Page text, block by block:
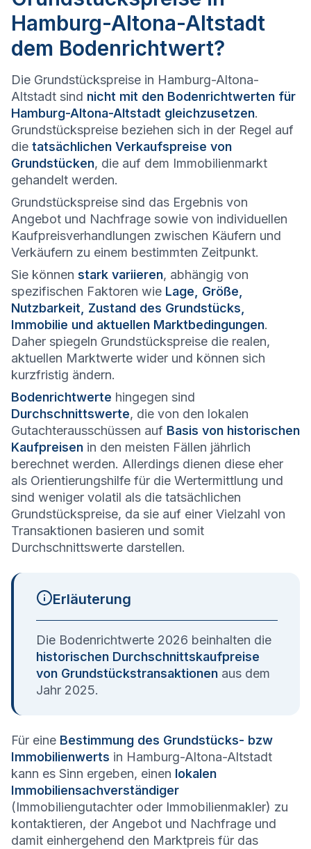
Hamburg-Altona-Altstadt
dem Bodenrichtwert?
Die Grundstückspreise in Hamburg-Altona-
Altstadt sind nicht mit den Bodenrichtwerten für
Hamburg-Altona-Altstadt gleichzusetzen.
Grundstückspreise beziehen sich in der Regel auf
die tatsächlichen Verkaufspreise von
Grundstücken, die auf dem Immobilienmarkt
gehandelt werden.
Grundstückspreise sind das Ergebnis von
Angebot und Nachfrage sowie von individuellen
Kaufpreisverhandlungen zwischen Käufern und
Verkäufern zu einem bestimmten Zeitpunkt.
Sie können stark variieren, abhängig von
spezifischen Faktoren wie Lage, Größe,
Nutzbarkeit, Zustand des Grundstücks,
Immobilie und aktuellen Marktbedingungen.
Daher spiegeln Grundstückspreise die realen,
aktuellen Marktwerte wider und können sich
kurzfristig ändern.
Bodenrichtwerte hingegen sind
Durchschnittswerte, die von den lokalen
Gutachterausschüssen auf Basis von historischen
Kaufpreisen in den meisten Fällen jährlich
berechnet werden. Allerdings dienen diese eher
als Orientierungshilfe für die Wertermittlung und
sind weniger volatil als die tatsächlichen
Grundstückspreise, da sie auf einer Vielzahl von
Transaktionen basieren und somit
Durchschnittswerte darstellen.
Erläuterung
Die Bodenrichtwerte 2026 beinhalten die
historischen Durchschnittskaufpreise
von Grundstückstransaktionen aus dem
Jahr 2025.
Für eine Bestimmung des Grundstücks- bzw
Immobilienwerts in Hamburg-Altona-Altstadt
kann es Sinn ergeben, einen lokalen
Immobiliensachverständiger
(Immobiliengutachter oder Immobilienmakler) zu
kontaktieren, der Angebot und Nachfrage und
damit einhergehend den Marktpreis für das